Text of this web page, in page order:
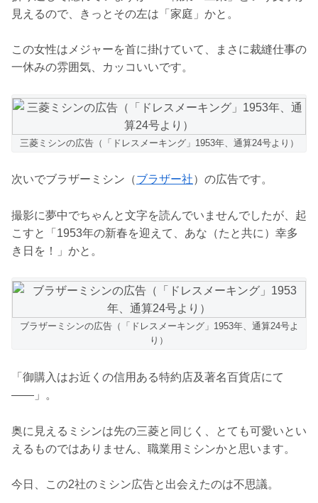
見えるので、きっとその左は「家庭」かと。
この女性はメジャーを首に掛けていて、まさに裁縫仕事の
一休みの雰囲気、カッコいいです。
三菱ミシンの広告（「ドレスメーキング」1953年、通算24号より）
次いでブラザーミシン（ブラザー社）の広告です。
撮影に夢中でちゃんと文字を読んでいませんでしたが、起
こすと「1953年の新春を迎えて、あな（たと共に）幸多
き日を！」かと。
ブラザーミシンの広告（「ドレスメーキング」1953年、通算24号よ
り）
「御購入はお近くの信用ある特約店及著名百貨店にて
――」。
奥に見えるミシンは先の三菱と同じく、とても可愛いとい
えるものではありません、職業用ミシンかと思います。
今日、この2社のミシン広告と出会えたのは不思議。